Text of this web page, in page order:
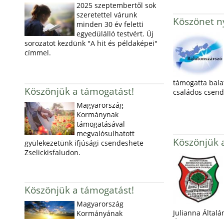
2025 szeptembertől sok
szeretettel várunk
minden 30 év feletti
egyedülálló testvért. Új
sorozatot kezdünk "A hit és példaképei"
címmel.
Köszönet
támogatta
családos
Köszönjük a támogatást!
Magyarország
Kormánynak
támogatásával
megvalósulhatott
gyülekezetünk ifjúsági csendeshete
Zselickisfaludon.
Köszönjük
Julianna
Köszönjük a támogatást!
Magyarország
Kormányának